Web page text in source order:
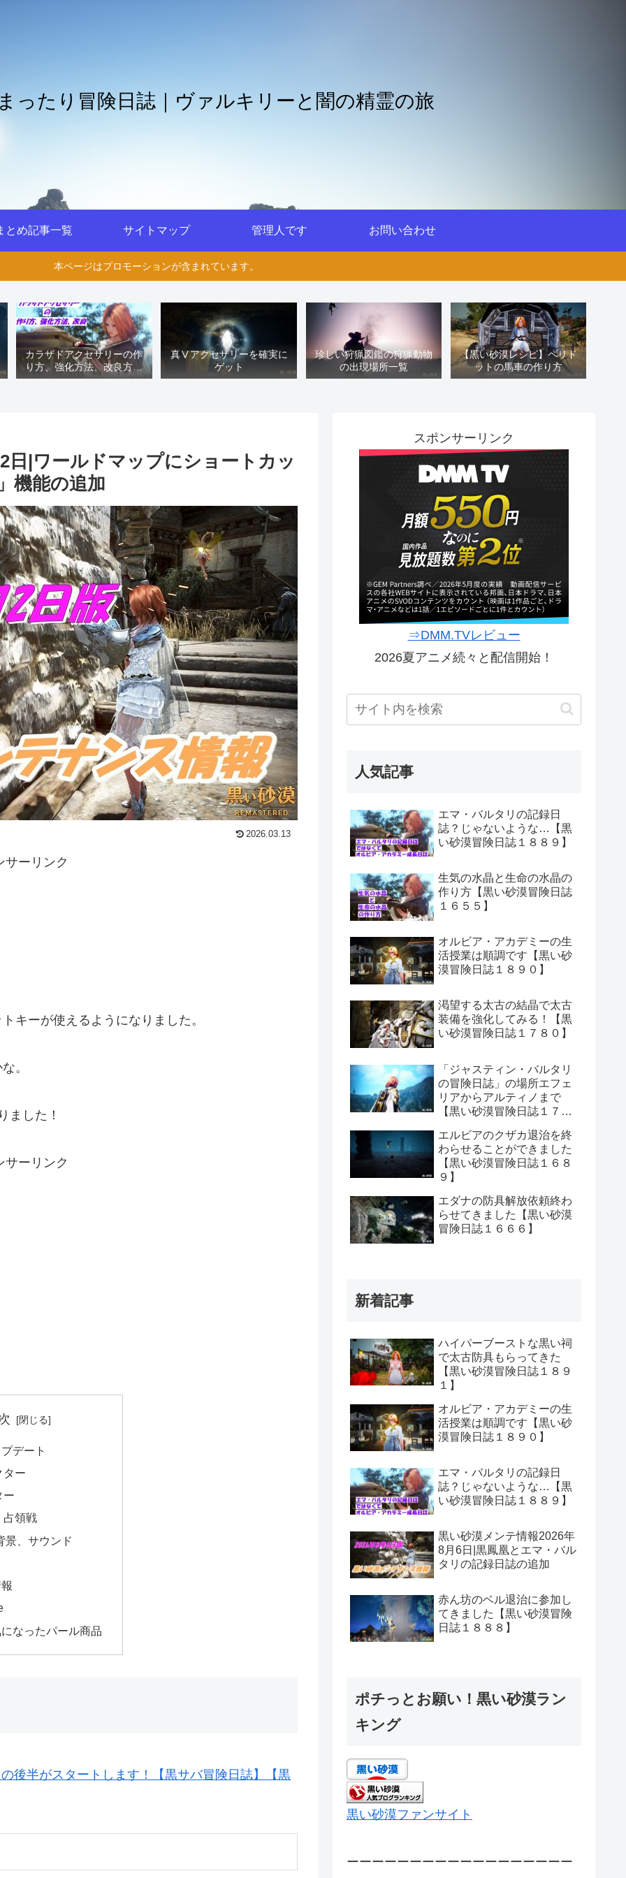
ったり冒険日誌｜ヴァルキリーと闇の精霊の旅
とめ記事一覧 サイトマップ 管理人です お問い合わせ
本ページはプロモーションが含まれています。
カラザドアクセサリーの作
り方、強化方法、改良方法
などまとめ【黒い砂漠冒険
真Ⅴアクセサリーを確実に
ゲット
珍しい狩猟図鑑の狩猟動物
の出現場所一覧
【黒い砂漠レシピ】ペリド
ットの馬車の作り方
日|ワールドマップにショートカッ
機能の追加
2026.03.13
サーリンク
キーが使えるようになりました。
。
ました！
サーリンク
デート
ター
ー
占領戦
景、サウンド
なったパール商品
後半がスタートします！【黒サバ冒険日誌】【黒
スポンサーリンク
⇒DMM.TVレビュー
2026夏アニメ続々と配信開始！
人気記事
エマ・バルタリの記録日
誌？じゃないような…【黒
い砂漠冒険日誌１８８９】
生気の水晶と生命の水晶の
作り方【黒い砂漠冒険日誌
１６５５】
オルビア・アカデミーの生
活授業は順調です【黒い砂
漠冒険日誌１８９０】
渇望する太古の結晶で太古
装備を強化してみる！【黒
い砂漠冒険日誌１７８０】
「ジャスティン・バルタリ
の冒険日誌」の場所エフェ
リアからアルティノまで
【黒い砂漠冒険日誌１７０
エルビアのクザカ退治を終
わらせることができました
【黒い砂漠冒険日誌１６８
９】
エダナの防具解放依頼終わ
らせてきました【黒い砂漠
冒険日誌１６６６】
新着記事
ハイパーブーストな黒い祠
で太古防具もらってきた
【黒い砂漠冒険日誌１８９
１】
オルビア・アカデミーの生
活授業は順調です【黒い砂
漠冒険日誌１８９０】
エマ・バルタリの記録日
誌？じゃないような…【黒
い砂漠冒険日誌１８８９】
黒い砂漠メンテ情報2026年
8月6日|黒鳳凰とエマ・バル
タリの記録日誌の追加
赤ん坊のベル退治に参加し
てきました【黒い砂漠冒険
日誌１８８８】
ポチっとお願い！黒い砂漠ラン
キング
黒い砂漠ファンサイト
ーーーーーーーーーーーーーーーーーー